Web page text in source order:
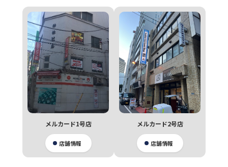
メルカード1号店
店舗情報
メルカード2号店
店舗情報